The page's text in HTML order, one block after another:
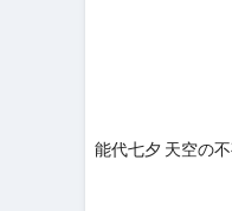
能代七夕 天空の